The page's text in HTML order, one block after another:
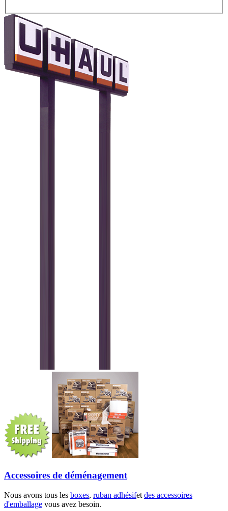
Accessoires de déménagement
Nous avons tous les boxes, ruban adhésifet des accessoires
d'emballage vous avez besoin.